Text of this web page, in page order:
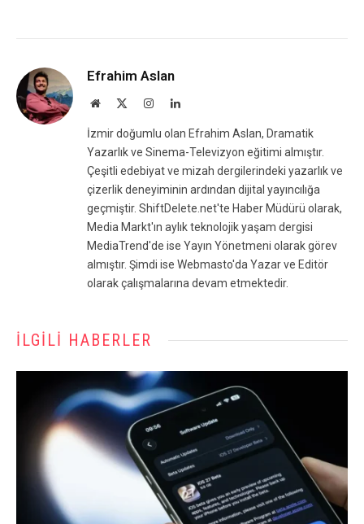
Efrahim Aslan
Website InstagramLinkedIn
İzmir doğumlu olan Efrahim Aslan, Dramatik
Yazarlık ve Sinema-Televizyon eğitimi almıştır.
Çeşitli edebiyat ve mizah dergilerindeki yazarlık ve
çizerlik deneyiminin ardından dijital yayıncılığa
geçmiştir. ShiftDelete.net'te Haber Müdürü olarak,
Media Markt'ın aylık teknolojik yaşam dergisi
MediaTrend'de ise Yayın Yönetmeni olarak görev
almıştır. Şimdi ise Webmasto'da Yazar ve Editör
olarak çalışmalarına devam etmektedir.
İLGILI HABERLER